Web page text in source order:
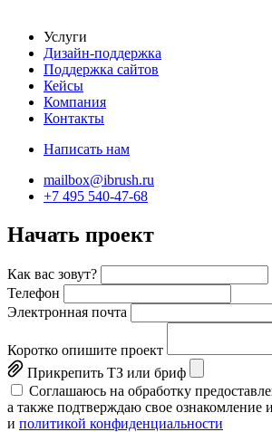
Услуги
Дизайн-поддержка
Поддержка сайтов
Кейсы
Компания
Контакты
Написать нам
mailbox@ibrush.ru
+7 495 540-47-68
Начать проект
Как вас зовут?
Телефон
Электронная почта
Коротко опишите проект
Прикрепить ТЗ или бриф
Соглашаюсь на обработку
а также подтверждаю свое ознакомление
и политикой конфиденциальности